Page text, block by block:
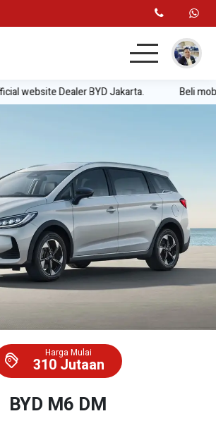
website Dealer BYD Jakarta. Beli
Harga Mulai
310 Jutaan
BYD M6 DM